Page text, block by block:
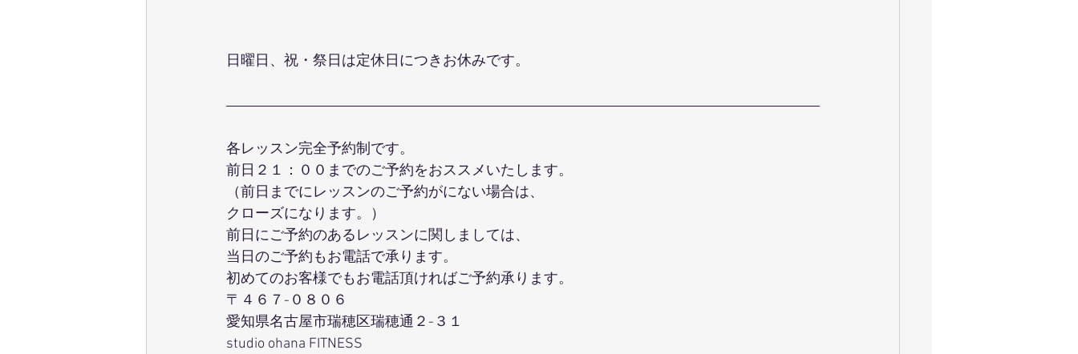
日曜日、祝・祭日は定休日につきお休みです。
各レッスン完全予約制です。
前日２１：００までのご予約をおススメいたします。
（前日までにレッスンのご予約がにない場合は、
クローズになります。）
前日にご予約のあるレッスンに関しましては、
当日のご予約もお電話で承ります。
初めてのお客様でもお電話頂ければご予約承ります。
〒４６７-０８０６
愛知県名古屋市瑞穂区瑞穂通２-３１
studio ohana FITNESS